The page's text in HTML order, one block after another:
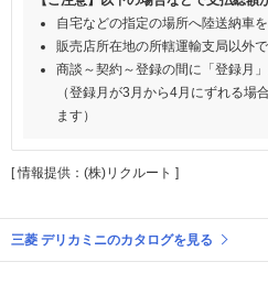
自宅などの指定の場所へ陸送納車
販売店所在地の所轄運輸支局以外
商談～契約～登録の間に「登録月
（登録月が3月から4月にずれる場
ます）
[ 情報提供：(株)リクルート ]
三菱 デリカミニのカタログを見る